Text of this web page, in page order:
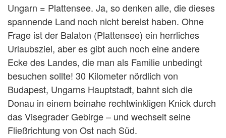
Ungarn = Plattensee. Ja, so denken alle, die dieses
spannende Land noch nicht bereist haben. Ohne
Frage ist der Balaton (Plattensee) ein herrliches
Urlaubsziel, aber es gibt auch noch eine andere
Ecke des Landes, die man als Familie unbedingt
besuchen sollte! 30 Kilometer nördlich von
Budapest, Ungarns Hauptstadt, bahnt sich die
Donau in einem beinahe rechtwinkligen Knick durch
das Visegrader Gebirge – und wechselt seine
Fließrichtung von Ost nach Süd.